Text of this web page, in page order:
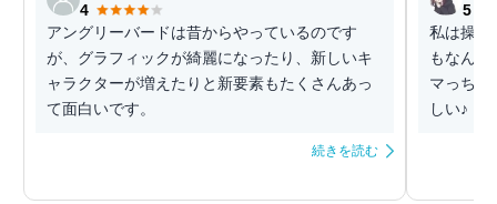
4
アングリーバードは昔からやっているのです
が、グラフィックが綺麗になったり、新しいキ
ャラクターが増えたりと新要素もたくさんあっ
て面白いです。
続きを読む
5
私は操作
もなん
マっちゃ
しい♪